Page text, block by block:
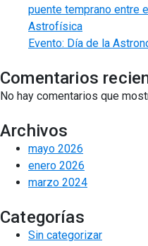
puente temprano entre
Astrofísica
Evento: Día de la
Comentarios
No hay comentarios que
Archivos
mayo 2026
enero 2026
marzo 2024
Categorías
Sin categorizar